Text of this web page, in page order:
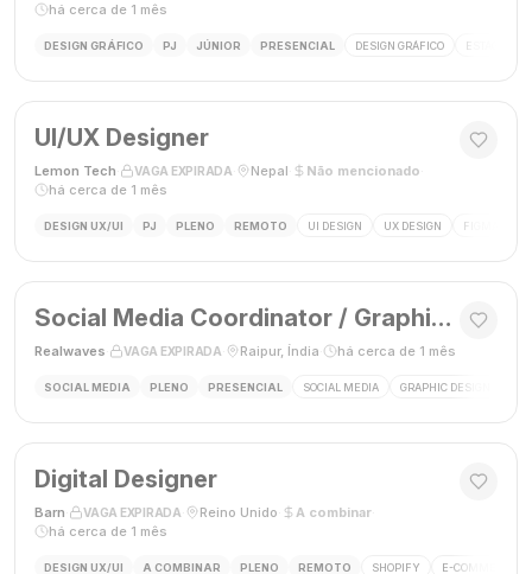
há cerca de 1 mês
DESIGN GRÁFICO PJ JÚNIOR PRESENCIAL DESIGN GRÁFICO ESTÁGIO
UI/UX Designer
Lemon Tech VAGA EXPIRADA Nepal Não mencionado
há cerca de 1 mês
DESIGN UX/UI PJ PLENO REMOTO UI DESIGN UX DESIGN FIGMA
Social Media Coordinator / Graphic Designer
Realwaves VAGA EXPIRADA Raipur, Índia há cerca de 1 mês
SOCIAL MEDIA PLENO PRESENCIAL SOCIAL MEDIA GRAPHIC DESIGN
Digital Designer
Barn VAGA EXPIRADA Reino Unido A combinar·
há cerca de 1 mês
DESIGN UX/UI A COMBINAR PLENO REMOTO SHOPIFY E-COMMERCE